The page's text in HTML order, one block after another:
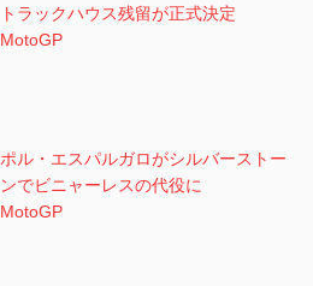
トラックハウス残留が正式決定
MotoGP
ポル・エスパルガロがシルバーストー
ンでビニャーレスの代役に
MotoGP